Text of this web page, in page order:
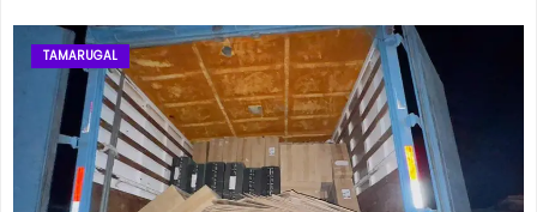
TAMARUGAL